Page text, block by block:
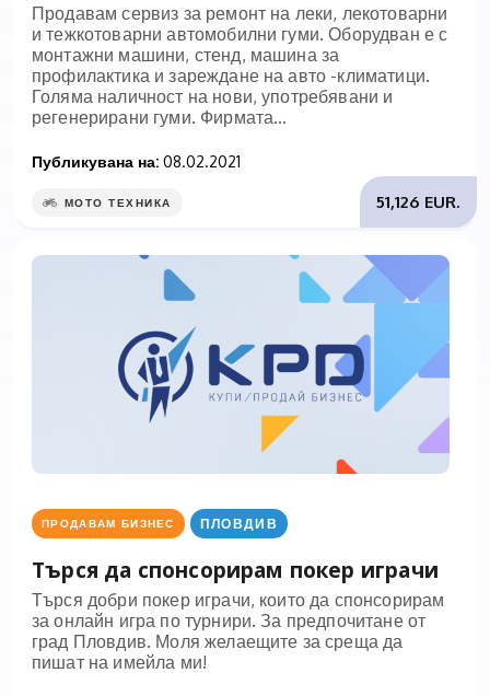
Продавам сервиз за ремонт на леки, лекотоварни
и тежкотоварни автомобилни гуми. Оборудван е с
монтажни машини, стенд, машина за
профилактика и зареждане на авто -климатици.
Голяма наличност на нови, употребявани и
регенерирани гуми. Фирмата...
Публикувана на: 08.02.2021
51,126 EUR.
МОТО ТЕХНИКА
ПРОДАВАМ БИЗНЕС ПЛОВДИВ
Търся да спонсорирам покер играчи
Търся добри покер играчи, които да спонсорирам
за онлайн игра по турнири. За предпочитане от
град Пловдив. Моля желаещите за среща да
пишат на имейла ми!